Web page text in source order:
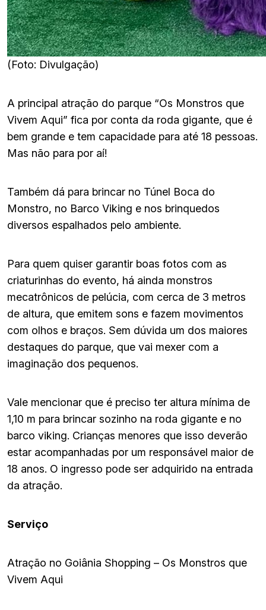
(Foto: Divulgação)
A principal atração do parque “Os Monstros que
Vivem Aqui” fica por conta da roda gigante, que é
bem grande e tem capacidade para até 18 pessoas.
Mas não para por aí!
Também dá para brincar no Túnel Boca do
Monstro, no Barco Viking e nos brinquedos
diversos espalhados pelo ambiente.
Para quem quiser garantir boas fotos com as
criaturinhas do evento, há ainda monstros
mecatrônicos de pelúcia, com cerca de 3 metros
de altura, que emitem sons e fazem movimentos
com olhos e braços. Sem dúvida um dos maiores
destaques do parque, que vai mexer com a
imaginação dos pequenos.
Vale mencionar que é preciso ter altura mínima de
1,10 m para brincar sozinho na roda gigante e no
barco viking. Crianças menores que isso deverão
estar acompanhadas por um responsável maior de
18 anos. O ingresso pode ser adquirido na entrada
da atração.
Serviço
Atração no Goiânia Shopping – Os Monstros que
Vivem Aqui